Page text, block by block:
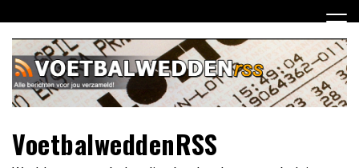
naar
inhoud
VoetbalweddenRSS